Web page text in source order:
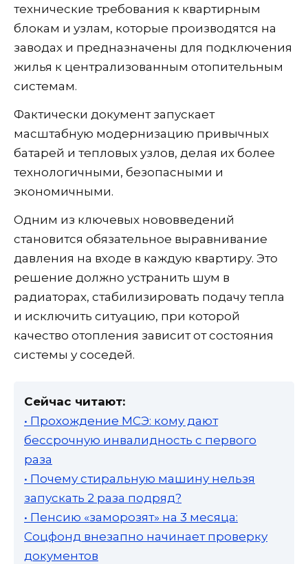
технические требования к квартирным
блокам и узлам, которые производятся на
заводах и предназначены для подключения
жилья к централизованным отопительным
системам.
Фактически документ запускает
масштабную модернизацию привычных
батарей и тепловых узлов, делая их более
технологичными, безопасными и
экономичными.
Одним из ключевых нововведений
становится обязательное выравнивание
давления на входе в каждую квартиру. Это
решение должно устранить шум в
радиаторах, стабилизировать подачу тепла
и исключить ситуацию, при которой
качество отопления зависит от состояния
системы у соседей.
Сейчас читают:
• Прохождение МСЭ: кому дают
бессрочную инвалидность с первого
раза
• Почему стиральную машину нельзя
запускать 2 раза подряд?
• Пенсию «заморозят» на 3 месяца:
Соцфонд внезапно начинает проверку
документов